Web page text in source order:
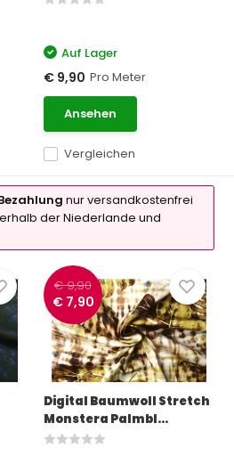
Vergleichen
Auf Lager
€ 9,90 Pro Meter
Ansehen
nur versandkostenfrei
der Niederlande und
€ 9,90
€ 7,90
Digital Baumwoll Stretch
Monstera Palmbl...